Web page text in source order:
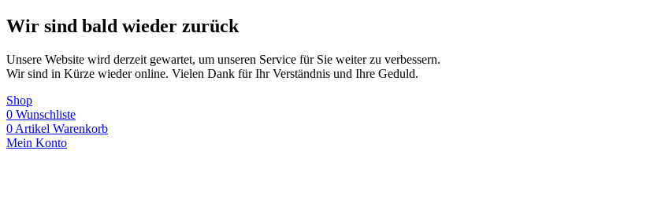
Wir sind bald wieder zurück
Unsere Website wird derzeit gewartet, um unseren Service für Sie weiter zu verbessern.
Wir sind in Kürze wieder online. Vielen Dank für Ihr Verständnis und Ihre Geduld.
Shop
0 Wunschliste
0 Artikel Warenkorb
Mein Konto